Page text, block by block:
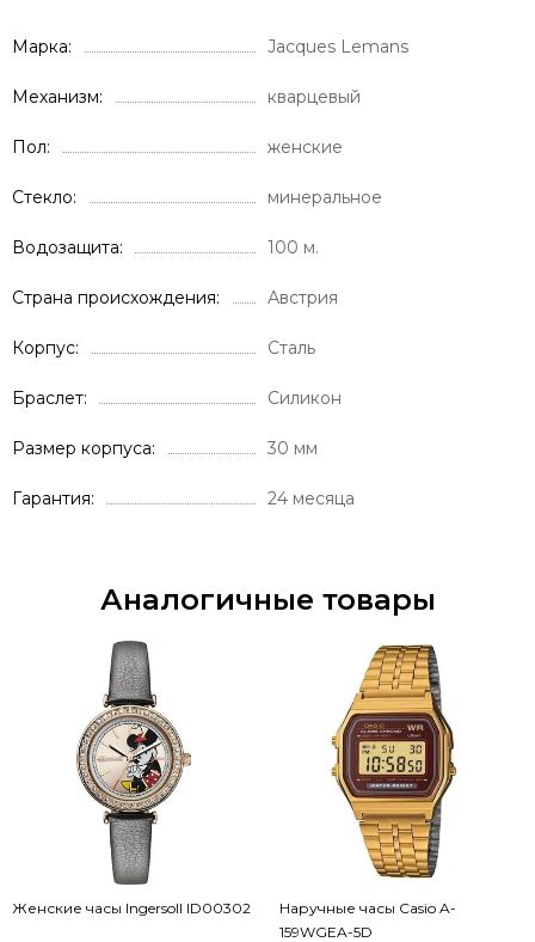
Марка Jacques Lemans
Механизм кварцевый
Пол женские
Стекло минеральное
Водозащита 100 м.
Страна происхождения Австрия
Корпус Сталь
Браслет Силикон
Размер корпуса 30 мм
Гарантия 24 месяца
Аналогичные товары
Женские часы Ingersoll ID00302
Наручные часы Casio A-
159WGEA-5D